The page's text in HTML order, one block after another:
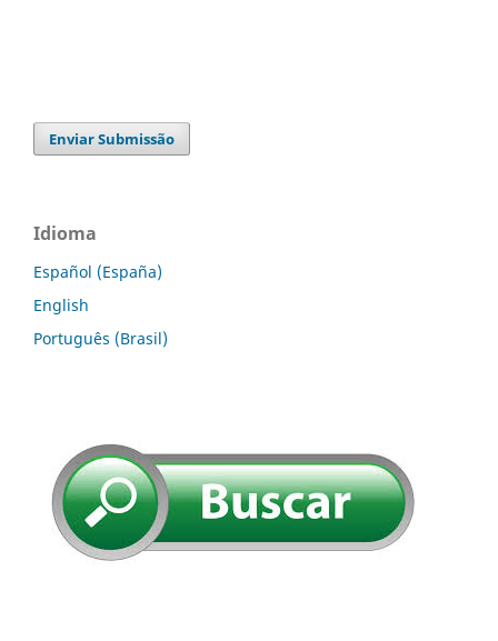
Enviar Submissão
Idioma
Español (España)
English
Português (Brasil)